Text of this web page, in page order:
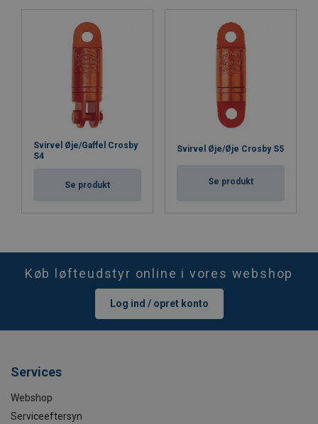
Svirvel Øje/Gaffel Crosby
S4
Se produkt
Svirvel Øje/Øje Crosby S5
Se produkt
Køb løfteudstyr online i vores webshop
Log ind / opret konto
Services
Webshop
Serviceeftersyn